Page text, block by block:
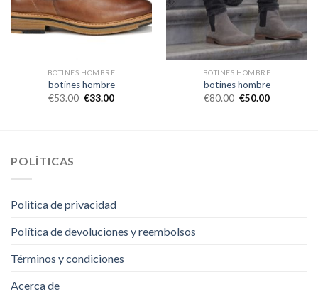
BOTINES HOMBRE
botines hombre
€53.00 €33.00
BOTINES HOMBRE
botines hombre
€80.00 €50.00
POLÍTICAS
Politica de privacidad
Política de devoluciones y reembolsos
Términos y condiciones
Acerca de